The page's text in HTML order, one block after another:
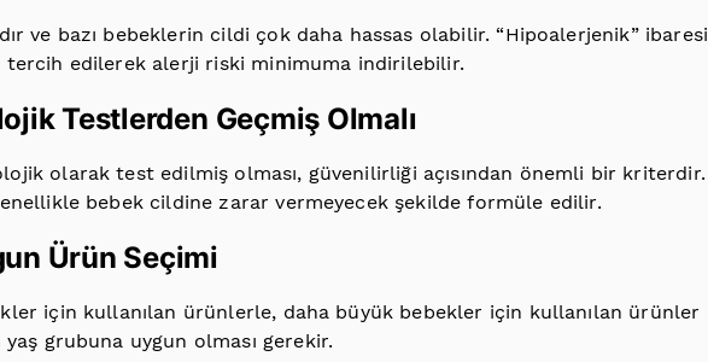
ve bazı bebeklerin cildi çok daha hassas olabilir. “Hipoalerjenik” ibaresi
edilerek alerji riski minimuma indirilebilir.
Testlerden Geçmiş Olmalı
olarak test edilmiş olması, güvenilirliği açısından önemli bir kriterdir.
bebek cildine zarar vermeyecek şekilde formüle edilir.
Ürün Seçimi
için kullanılan ürünlerle, daha büyük bebekler için kullanılan ürünler
yaş grubuna uygun olması gerekir.